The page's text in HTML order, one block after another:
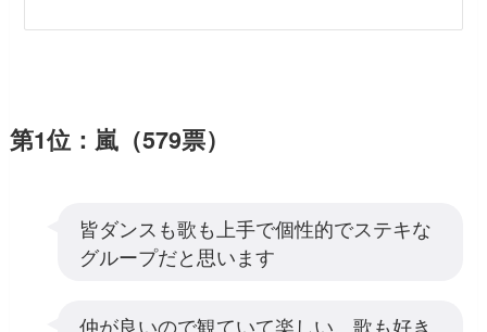
第1位：嵐（579票）
皆ダンスも歌も上手で個性的でステキな
グループだと思います
仲が良いので観ていて楽しい、歌も好き